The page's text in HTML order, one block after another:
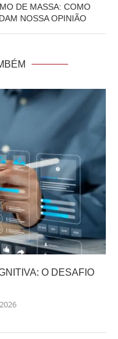
DE MASSA: COMO
NOSSA OPINIÃO
O DESAFIO